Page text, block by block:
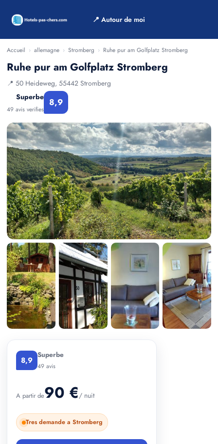
📍 Autour de moi
Accueil › allemagne › Stromberg › Ruhe pur am Golfplatz Stromberg
Ruhe pur am Golfplatz Stromberg
📍 50 Heideweg, 55442 Stromberg
Superbe
49 avis verifies
8,9
8,9 Superbe
49 avis
A partir de90 €/ nuit
Tres demande a Stromberg